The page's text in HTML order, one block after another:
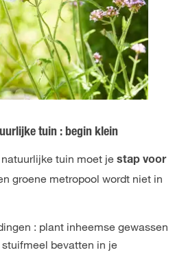
tuin : begin klein
tuin moet je stap voor
groene metropool wordt niet in
: plant inheemse gewassen
bevatten in je